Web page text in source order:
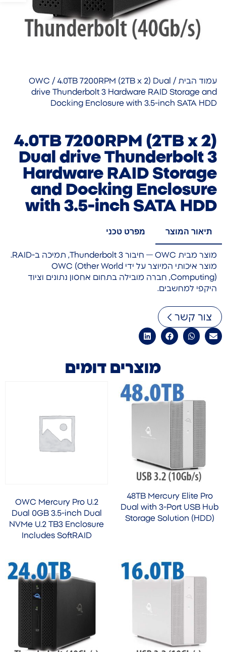
עמוד הבית /
OWC / 4.0TB 7200RPM (2TB x 2) Dual
drive Thunderbolt 3 Hardware RAID Storage and
Docking Enclosure with 3.5-inch SATA HDD
4.0TB 7200RPM (2TB x 2)
Dual drive Thunderbolt 3
Hardware RAID Storage
and Docking Enclosure
with 3.5-inch SATA HDD
תיאור המוצר מפרט טכני
מוצר מבית OWC — חיבור Thunderbolt 3, תמיכה ב-RAID.
מוצר איכותי המיוצר על ידי OWC (Other World
Computing), חברה מובילה בתחום אחסון נתונים וציוד
היקפי למחשבים.
צור קשר
מוצרים דומים
48TB Mercury Elite Pro
Dual with 3-Port USB Hub
Storage Solution (HDD)
OWC Mercury Pro U.2
Dual 0GB 3.5-inch Dual
NVMe U.2 TB3 Enclosure
Includes SoftRAID